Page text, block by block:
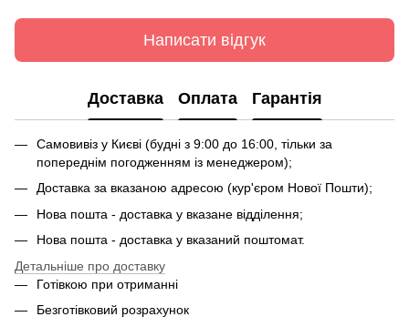
Написати відгук
Доставка Оплата Гарантія
Самовивіз у Києві (будні з 9:00 до 16:00, тільки за
попереднім погодженням із менеджером);
Доставка за вказаною адресою (кур'єром Нової Пошти);
Нова пошта - доставка у вказане відділення;
Нова пошта - доставка у вказаний поштомат.
Детальніше про доставку
Готівкою при отриманні
Безготівковий розрахунок